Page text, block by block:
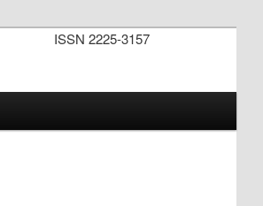
ISSN 2225-3157